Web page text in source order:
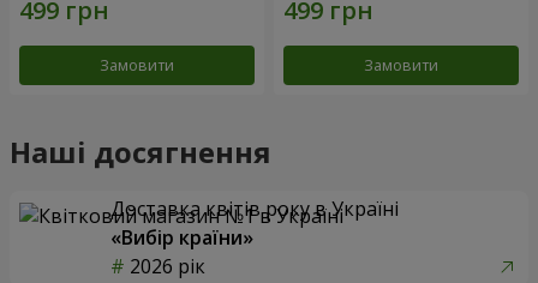
Замовити Замовити
Наші досягнення
Доставка квітів року в Україні
«Вибір країни»
2026 рік